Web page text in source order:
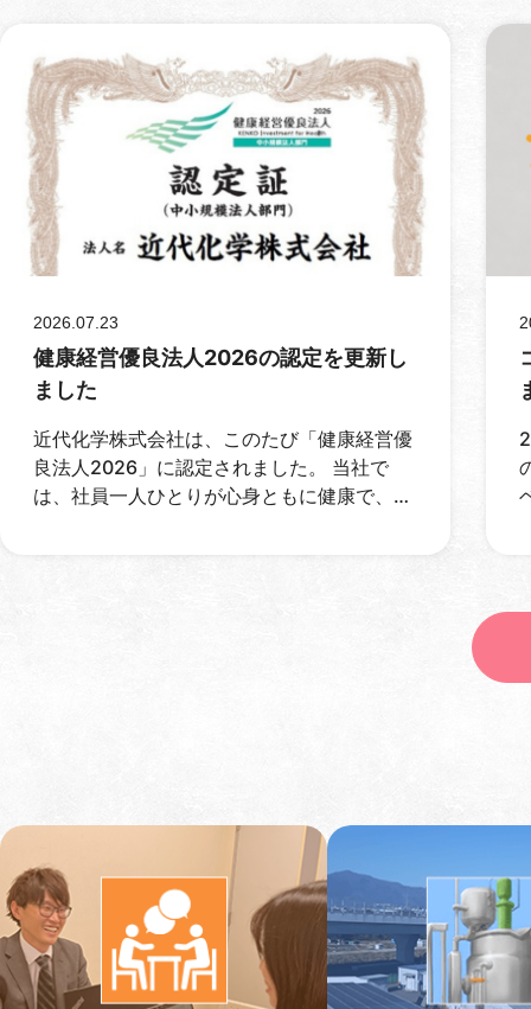
2026.07.23
健康経営優良法人2026の認定を更新し
ました
近代化学株式会社は、このたび「健康経営優
良法人2026」に認定されました。 当社で
は、社員一人ひとりが心身ともに健康で、安
健 …